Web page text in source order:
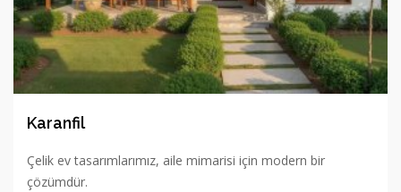
Karanfil
Çelik ev tasarımlarımız, aile mimarisi için modern bir
çözümdür.